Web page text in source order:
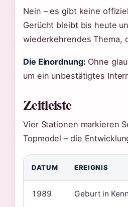
Nein – es gibt keine
Gerücht bleibt bis heute
wiederkehrendes Thema,
Die Einordnung: Ohne
um ein unbestätigtes
Zeitleiste
Vier Stationen markieren
Topmodel – die
DATUM EREIGNIS
1989 Geburt in